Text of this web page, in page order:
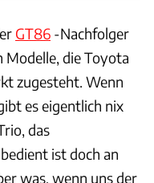
GT86 -Nachfolger
Modelle, die Toyota
zugesteht. Wenn
es eigentlich nix
das
ist doch an
was, wenn uns der